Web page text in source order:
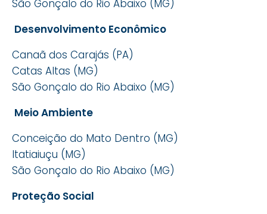
São Gonçalo do Rio Abaixo (MG)
Desenvolvimento Econômico
Canaã dos Carajás (PA)
Catas Altas (MG)
São Gonçalo do Rio Abaixo (MG)
Meio Ambiente
Conceição do Mato Dentro (MG)
Itatiaiuçu (MG)
São Gonçalo do Rio Abaixo (MG)
Proteção Social